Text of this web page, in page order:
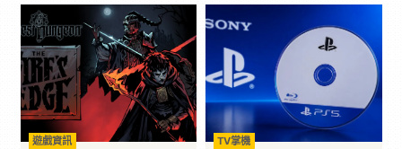
訊
平
台
黑暗靈魂
遊戲資訊 TV掌機